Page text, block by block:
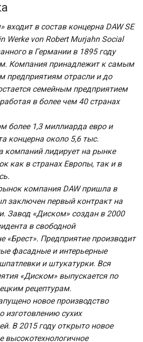
в состав концерна DAW SE
Werke von Robert Murjahn Social
в Германии в 1895 году
Компания принадлежит к самым
отрасли и до
семейным предприятием
в более чем 40 странах
более 1,3 миллиарда евро и
концерна около 5,6 тыс.
компаний лидирует на рынке
как в странах Европы, так и в
компания DAW пришла в
заключен первый контракт на
Завод «Диском» создан в 2000
в свободной
«Брест». Предприятие производит
фасадные и интерьерные
и штукатурки. Вся
«Диском» выпускается по
рецептурам.
новое производство
изготовлению сухих
В 2015 году открыто новое
высокотехнологичное